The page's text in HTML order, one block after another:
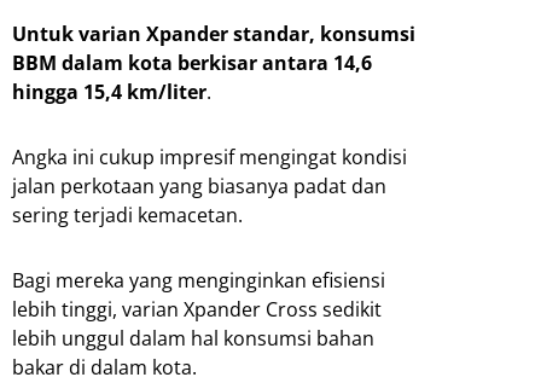
Untuk varian Xpander standar, konsumsi
BBM dalam kota berkisar antara 14,6
hingga 15,4 km/liter.
Angka ini cukup impresif mengingat kondisi
jalan perkotaan yang biasanya padat dan
sering terjadi kemacetan.
Bagi mereka yang menginginkan efisiensi
lebih tinggi, varian Xpander Cross sedikit
lebih unggul dalam hal konsumsi bahan
bakar di dalam kota.